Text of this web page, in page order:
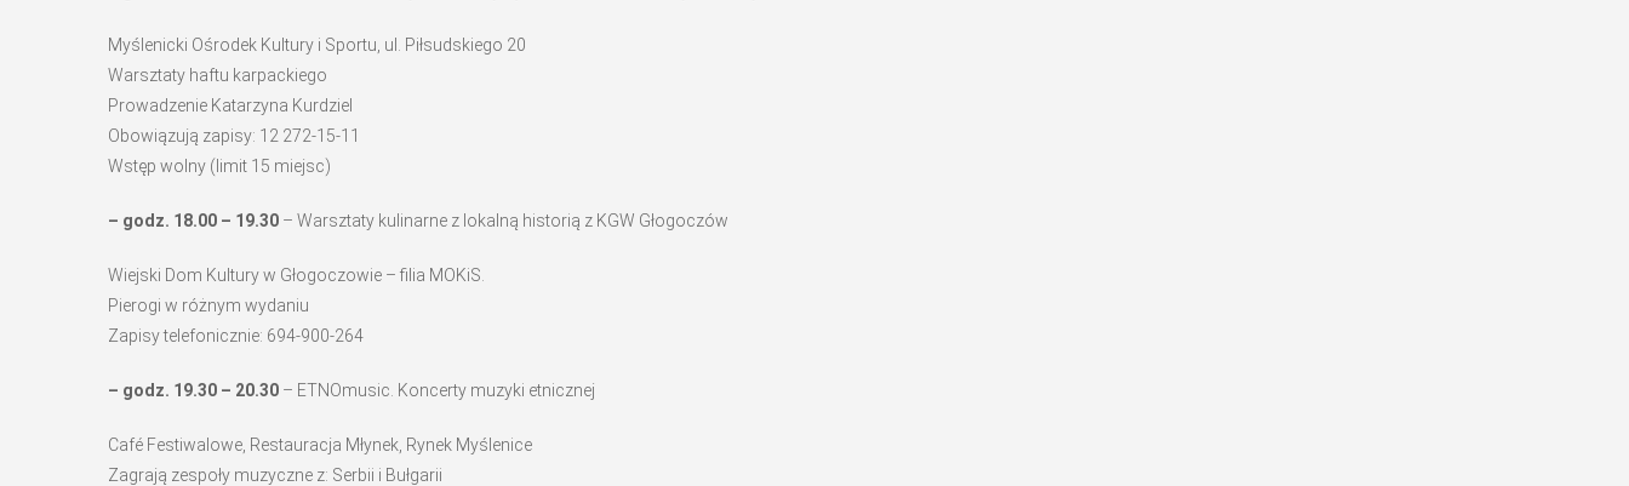
Myślenicki Ośrodek Kultury i Sportu, ul. Piłsudskiego 20
Warsztaty haftu karpackiego
Prowadzenie Katarzyna Kurdziel
Obowiązują zapisy: 12 272-15-11
Wstęp wolny (limit 15 miejsc)
– godz. 18.00 – 19.30 – Warsztaty kulinarne z lokalną historią z KGW Głogoczów
Wiejski Dom Kultury w Głogoczowie – filia MOKiS.
Pierogi w różnym wydaniu
Zapisy telefonicznie: 694-900-264
– godz. 19.30 – 20.30 – ETNOmusic. Koncerty muzyki etnicznej
Café Festiwalowe, Restauracja Młynek, Rynek Myślenice
Zagrają zespoły muzyczne z: Serbii i Bułgarii